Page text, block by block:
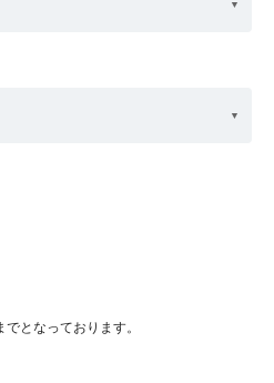
となっております。